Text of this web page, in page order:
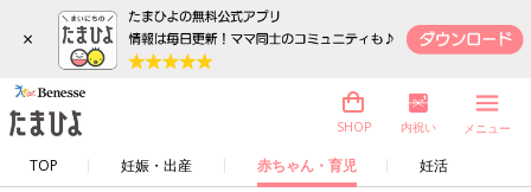
×
TOP 妊娠・出産 赤ちゃん・育児 妊活
SHOP 内祝い メニュー